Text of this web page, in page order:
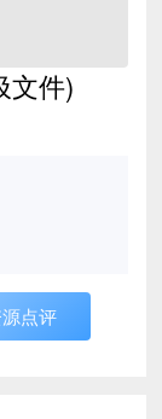
文件)
点评